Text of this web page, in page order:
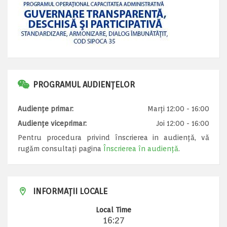
PROGRAMUL AUDIENȚELOR
Audiențe primar:
Marți 12:00 - 16:00
Audiențe viceprimar:
Joi 12:00 - 16:00
Pentru procedura privind înscrierea in audiență, vă
rugăm consultați pagina Înscrierea în audiență.
INFORMAȚII LOCALE
Local Time
16:27